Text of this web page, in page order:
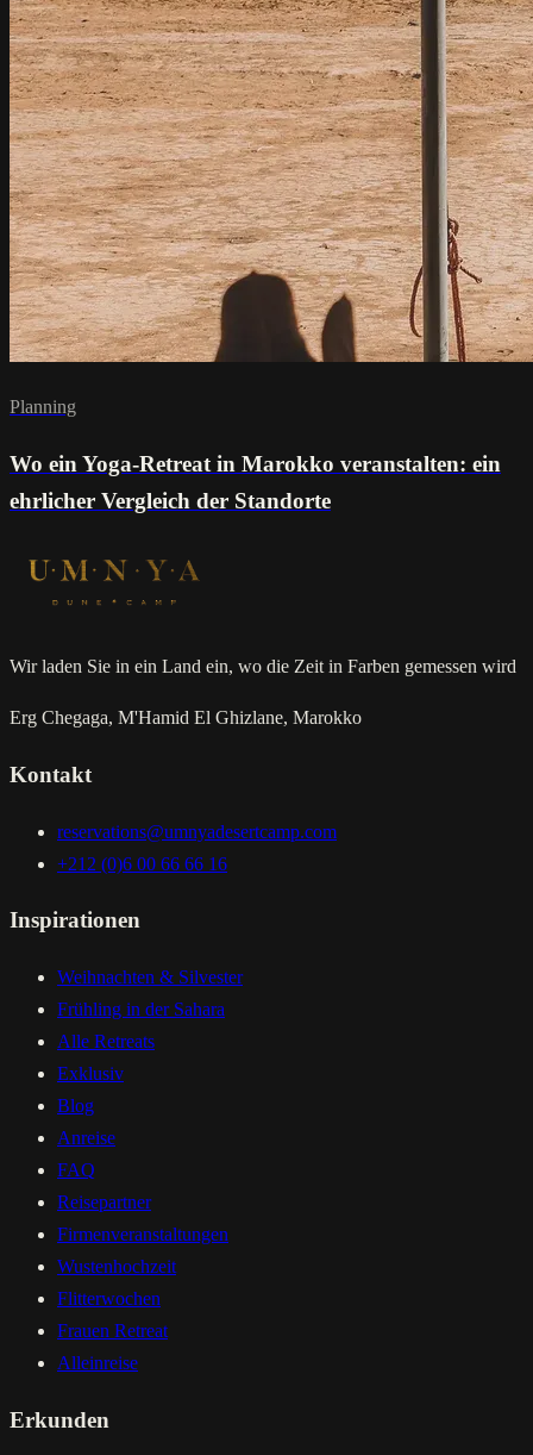
Planning
Wo ein Yoga-Retreat in Marokko veranstalten: ein
ehrlicher Vergleich der Standorte
Wir laden Sie in ein Land ein, wo die Zeit in Farben gemessen wird
Erg Chegaga, M'Hamid El Ghizlane, Marokko
Kontakt
reservations@umnyadesertcamp.com
+212 (0)6 00 66 66 16
Inspirationen
Weihnachten & Silvester
Frühling in der Sahara
Alle Retreats
Exklusiv
Blog
Anreise
FAQ
Reisepartner
Firmenveranstaltungen
Wustenhochzeit
Flitterwochen
Frauen Retreat
Alleinreise
Erkunden